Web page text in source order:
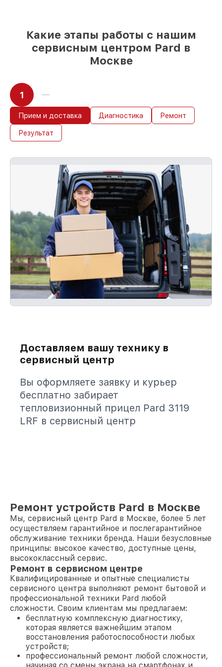
Какие этапы работы с нашим
сервисным центром Pard в
Москве
1
Прием и доставка Диагностика Ремонт
Результат
Доставляем вашу технику в
сервисный центр
Вы оформляете заявку и курьер
бесплатно забирает
тепловизионный прицел Pard 3119
LRF в сервисный центр
Ремонт устройств Pard в Москве
Мы, сервисный центр Pard в Москве, более 5 лет
осуществляем гарантийное и послегарантийное
обслуживание техники бренда. Наши безусловные
принципы: высокое качество, доступные цены,
высококлассный сервис.
Ремонт в сервисном центре
Квалифицированные и опытные специалисты
сервисного центра выполняют ремонт бытовой и
профессиональной техники Pard любой
сложности. Своим клиентам мы предлагаем:
бесплатную комплексную диагностику,
которая является важнейшим этапом
восстановления работоспособности любых
устройств;
профессиональный ремонт любой сложности,